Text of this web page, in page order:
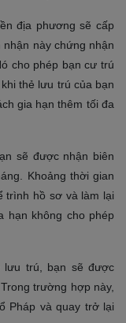
địa phương sẽ cấp
này chứng nhận
cho phép bạn cư trú
thẻ lưu trú của bạn
gia hạn thêm tối đa
sẽ được nhận biên
Khoảng thời gian
trình hồ sơ và làm lại
hạn không cho phép
lưu trú, bạn sẽ được
trường hợp này,
Pháp và quay trở lại